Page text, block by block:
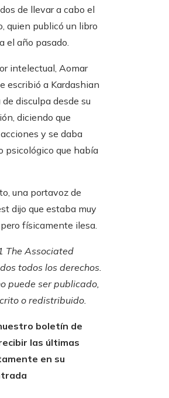
​​de llevar a cabo el
quien publicó un libro
el año pasado.
intelectual, Aomar
escribió a Kardashian
disculpa desde su
diciendo que
y se daba
psicológico que había
una portavoz de
dijo que estaba muy
físicamente ilesa.
The Associated
todos los derechos.
puede ser publicado,
o redistribuido.
boletín de
las últimas
en su